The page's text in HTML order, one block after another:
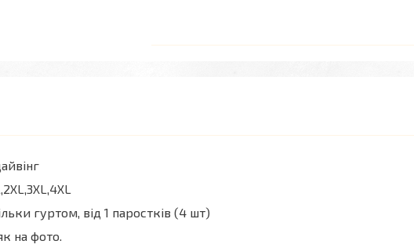
гуртом, від 1 паростків (4 шт)
на фото.